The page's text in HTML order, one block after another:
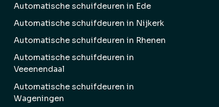
Automatische schuifdeuren in Ede
Automatische schuifdeuren in Nijkerk
Automatische schuifdeuren in Rhenen
Automatische schuifdeuren in
Veeenendaal
Automatische schuifdeuren in
Wageningen